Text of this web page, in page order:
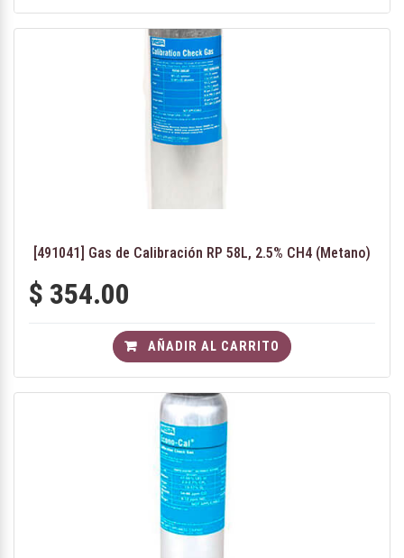
[491041] Gas de Calibración RP 58L, 2.5% CH4 (Metano)
$ 354.00
AÑADIR AL CARRITO